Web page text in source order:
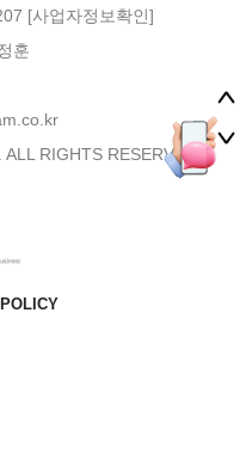
[사업자정보확인]
훈
RIGHTS RESERVED.